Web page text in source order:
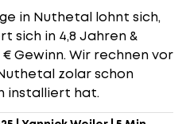
in Nuthetal lohnt sich,
sich in 4,8 Jahren &
Gewinn. Wir rechnen vor
zolar schon
installiert hat.